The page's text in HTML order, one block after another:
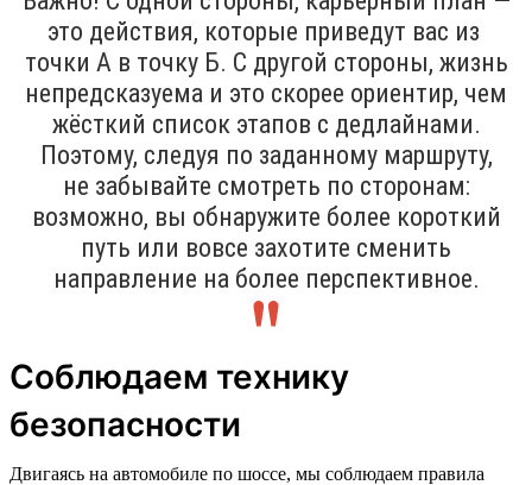
это действия, которые приведут вас из
точки А в точку Б. С другой стороны, жизнь
непредсказуема и это скорее ориентир, чем
жёсткий список этапов с дедлайнами.
Поэтому, следуя по заданному маршруту,
не забывайте смотреть по сторонам:
возможно, вы обнаружите более короткий
путь или вовсе захотите сменить
направление на более перспективное.
Соблюдаем технику
безопасности
Двигаясь на автомобиле по шоссе, мы соблюдаем правила